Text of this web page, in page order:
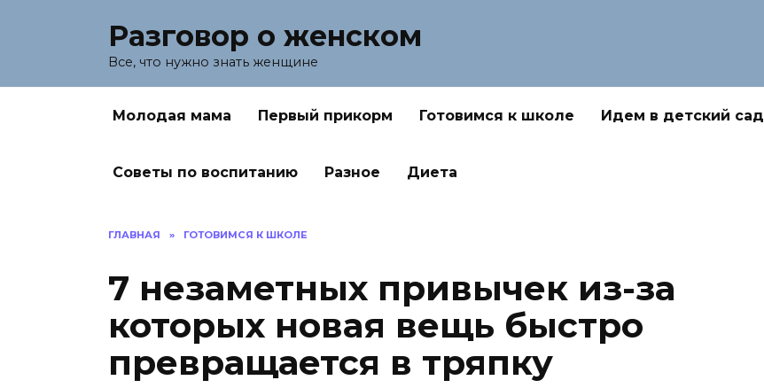
Разговор о женском
Все, что нужно знать женщине
Молодая мама Первый прикорм Готовимся к школе Идем в детский сад
Советы по воспитанию Разное Диета
ГЛАВНАЯ » ГОТОВИМСЯ К ШКОЛЕ
7 незаметных привычек из-за
которых новая вещь быстро
превращается в тряпку